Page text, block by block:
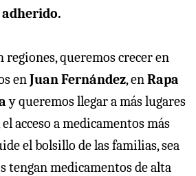
adherido.
regiones, queremos crecer en
enJuan Fernández, enRapa
y queremos llegar a más lugares
acceso a medicamentos más
el bolsillo de las familias, sea
tengan medicamentos de alta